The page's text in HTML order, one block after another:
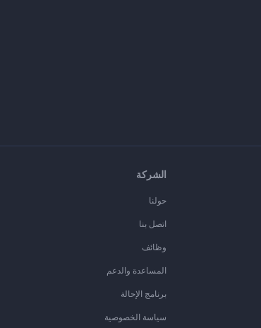
الشركة
حولنا
اتصل بنا
وظائف
المساعدة والدعم
برنامج الإحالة
سياسة الخصوصية